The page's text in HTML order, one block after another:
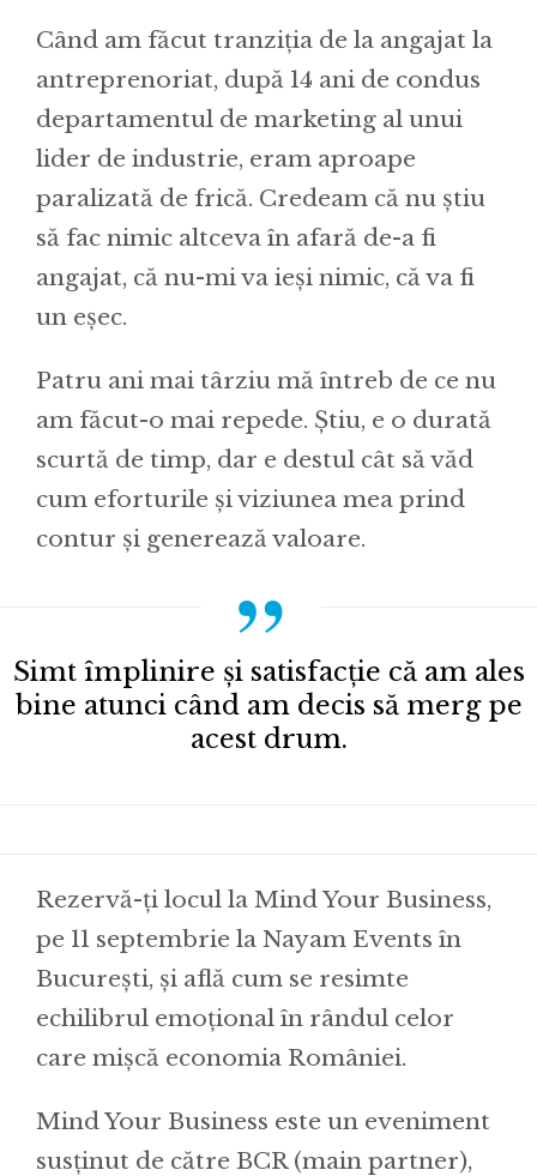
Când am făcut tranziția de la angajat la
antreprenoriat, după 14 ani de condus
departamentul de marketing al unui
lider de industrie, eram aproape
paralizată de frică. Credeam că nu știu
să fac nimic altceva în afară de-a fi
angajat, că nu-mi va ieși nimic, că va fi
un eșec.
Patru ani mai târziu mă întreb de ce nu
am făcut-o mai repede. Știu, e o durată
scurtă de timp, dar e destul cât să văd
cum eforturile și viziunea mea prind
contur și generează valoare.
Simt împlinire și satisfacție că am ales
bine atunci când am decis să merg pe
acest drum.
Rezervă-ți locul la Mind Your Business,
pe 11 septembrie la Nayam Events în
București, și află cum se resimte
echilibrul emoțional în rândul celor
care mișcă economia României.
Mind Your Business este un eveniment
susținut de către BCR (main partner),